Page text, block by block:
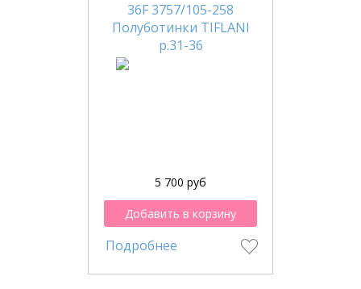
36F 3757/105-258
Полуботинки TIFLANI
р.31-36
5 700 руб
Добавить в корзину
Подробнее